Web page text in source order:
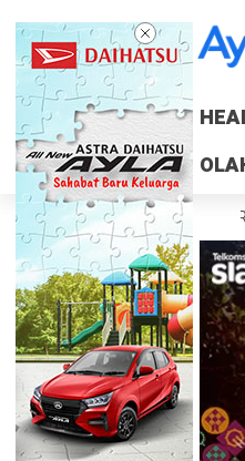
Tuntaskan 100 Persen RUP,